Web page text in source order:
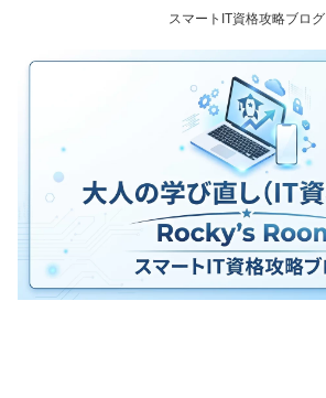
スマートIT資格攻略ブログ